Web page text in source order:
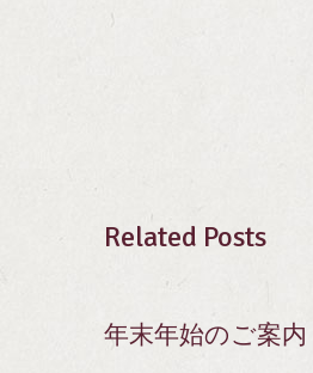
Related Posts
年末年始のご案内